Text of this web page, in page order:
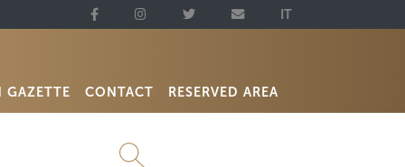
IT
GAZETTE CONTACT RESERVED AREA